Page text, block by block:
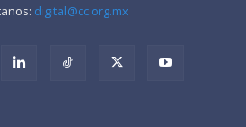
digital@cc.org.mx